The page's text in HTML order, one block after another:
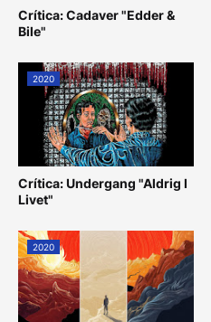
Crítica: Cadaver "Edder &
Bile"
2020
Crítica: Undergang "Aldrig I
Livet"
2020